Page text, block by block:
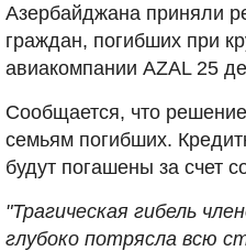
Азербайджана приняли
граждан, погибших при
авиакомпании AZAL 25
Сообщается, что
семьям погибших.
будут погашены за счет
"Трагическая гибель
глубоко потрясла всю